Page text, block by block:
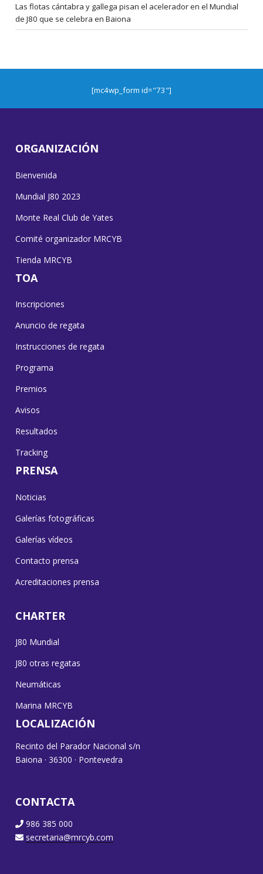
Las flotas cántabra y gallega pisan el acelerador en el Mundial
de J80 que se celebra en Baiona
[mc4wp_form id="73"]
ORGANIZACIÓN
Bienvenida
Mundial J80 2023
Monte Real Club de Yates
Comité organizador MRCYB
Tienda MRCYB
TOA
Inscripciones
Anuncio de regata
Instrucciones de regata
Programa
Premios
Avisos
Resultados
Tracking
PRENSA
Noticias
Galerías fotográficas
Galerías vídeos
Contacto prensa
Acreditaciones prensa
CHARTER
J80 Mundial
J80 otras regatas
Neumáticas
Marina MRCYB
LOCALIZACIÓN
Recinto del Parador Nacional s/n
Baiona · 36300 · Pontevedra
CONTACTA
986 385 000
secretaria@mrcyb.com